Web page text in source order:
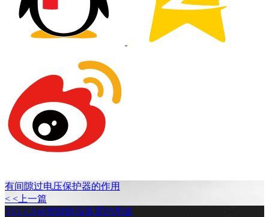
有间隙过电压保护器的作用
< <上一篇
TST-CS60智能除湿装置的用途